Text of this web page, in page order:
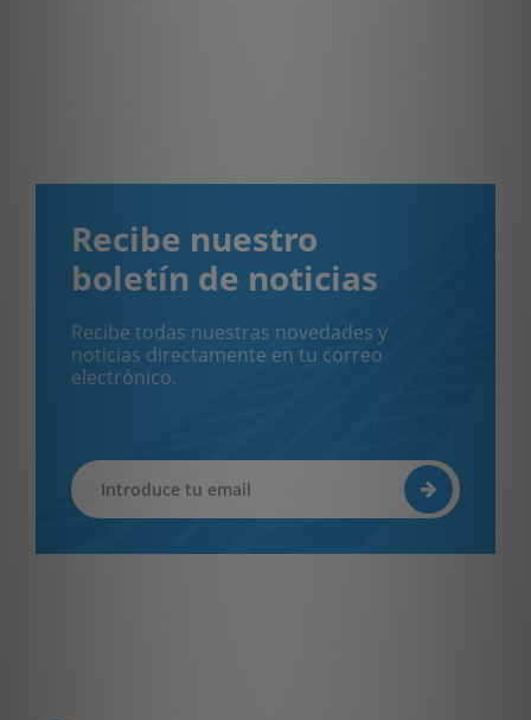
Recibe nuestro
boletín de noticias
Recibe todas nuestras novedades y
noticias directamente en tu correo
electrónico.